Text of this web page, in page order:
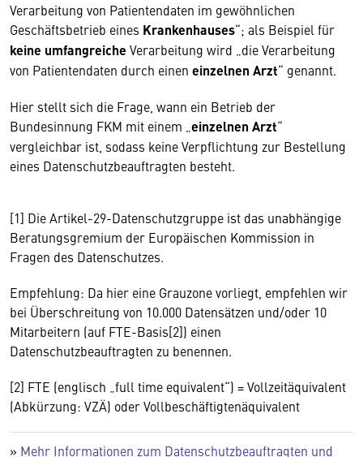
Verarbeitung von Patientendaten im gewöhnlichen
Geschäftsbetrieb eines Krankenhauses“; als Beispiel für
keine umfangreiche Verarbeitung wird „die Verarbeitung
von Patientendaten durch einen einzelnen Arzt“ genannt.
Hier stellt sich die Frage, wann ein Betrieb der
Bundesinnung FKM mit einem „ einzelnen Arzt“
vergleichbar ist, sodass keine Verpflichtung zur Bestellung
eines Datenschutzbeauftragten besteht.
[1] Die Artikel-29-Datenschutzgruppe ist das unabhängige
Beratungsgremium der Europäischen Kommission in
Fragen des Datenschutzes.
Empfehlung: Da hier eine Grauzone vorliegt, empfehlen wir
bei Überschreitung von 10.000 Datensätzen und/oder 10
Mitarbeitern (auf FTE-Basis[2]) einen
Datenschutzbeauftragten zu benennen.
[2] FTE (englisch „full time equivalent“) = Vollzeitäquivalent
(Abkürzung: VZÄ) oder Vollbeschäftigtenäquivalent
» Mehr Informationen zum Datenschutzbeauftragten und